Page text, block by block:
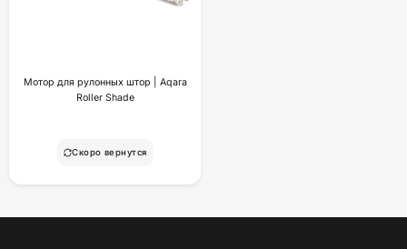
Мотор для рулонных штор | Aqara
Roller Shade
Скоро вернутся